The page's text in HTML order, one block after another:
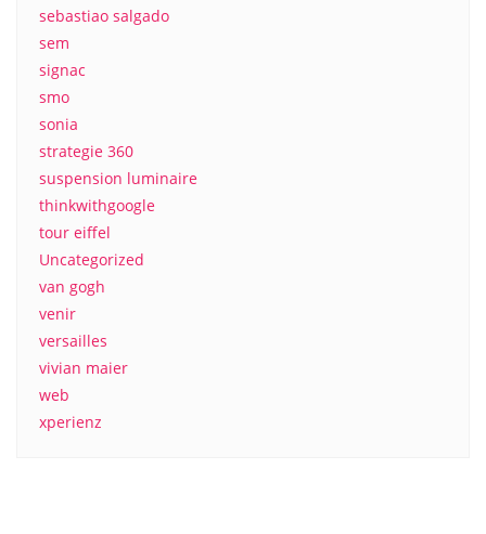
sebastiao salgado
sem
signac
smo
sonia
strategie 360
suspension luminaire
thinkwithgoogle
tour eiffel
Uncategorized
van gogh
venir
versailles
vivian maier
web
xperienz